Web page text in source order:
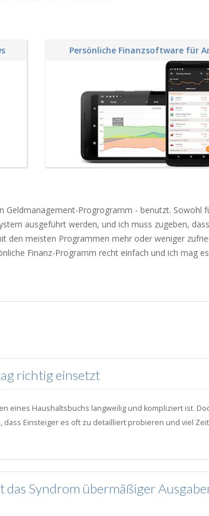
Persönliche Finanzsoftware für
Geldmanagement-Progrogramm - benutzt. Sowohl
ausgeführt werden, und ich muss zugeben,
den meisten Programmen mehr oder weniger
Finanz-Programm recht einfach und ich mag
richtig einsetzt
eines Haushaltsbuchs langweilig und kompliziert ist.
Einsteiger es oft zu detailliert probieren und viel
Syndrom übermäßiger